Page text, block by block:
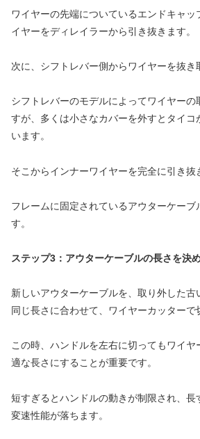
ワイヤーの先端についているエンドキャッ
イヤーをディレイラーから引き抜きます。
次に、シフトレバー側からワイヤーを抜き
シフトレバーのモデルによってワイヤーの
すが、多くは小さなカバーを外すとタイコ
います。
そこからインナーワイヤーを完全に引き抜
フレームに固定されているアウターケーブ
す。
ステップ3：アウターケーブルの長さを決
新しいアウターケーブルを、取り外した古
同じ長さに合わせて、ワイヤーカッターで
この時、ハンドルを左右に切ってもワイ
適な長さにすることが重要です。
短すぎるとハンドルの動きが制限され、長
変速性能が落ちます。